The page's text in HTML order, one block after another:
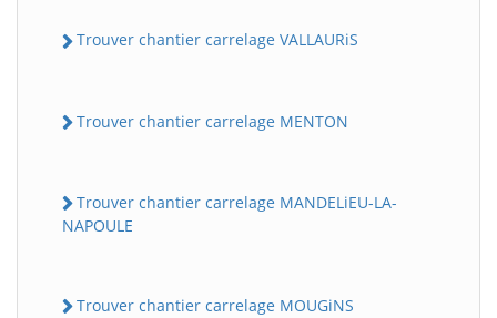
Trouver chantier carrelage VALLAURiS
Trouver chantier carrelage MENTON
Trouver chantier carrelage MANDELiEU-LA-
NAPOULE
Trouver chantier carrelage MOUGiNS